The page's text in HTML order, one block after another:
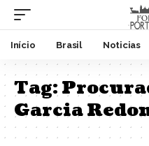
Início Brasil Noticias
Tag:
Garcia